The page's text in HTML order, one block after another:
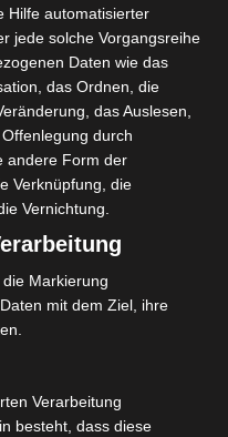
Bizertin (CAB),
,Olympique de Béja (OB),
wird der
gegen den Abstieg
prüfen. Die Akte
über mehrere Monate
Hilfe automatisierter
jede solche Vorgangsreihe
Daten wie das
das Ordnen, die
das Auslesen,
durch
andere Form der
Verknüpfung, die
Vernichtung.
Markierung
mit dem Ziel, ihre
Verarbeitung
besteht, dass diese